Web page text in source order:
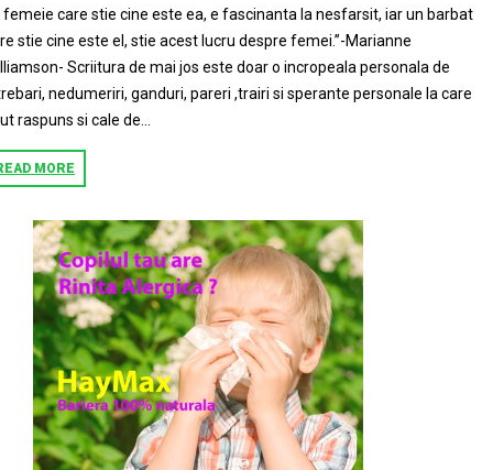
femeie care stie cine este ea, e fascinanta la nesfarsit, iar un barbat
stie cine este el, stie acest lucru despre femei.”-Marianne
Scriitura de mai jos este doar o incropeala personala de
nedumeriri, ganduri, pareri ,trairi si sperante personale la care
raspuns si cale de...
MORE